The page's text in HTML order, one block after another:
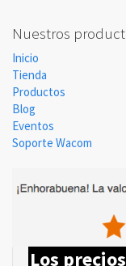
Nuestros
Inicio
Tienda
Productos
Blog
Eventos
Soporte Wacom
Los